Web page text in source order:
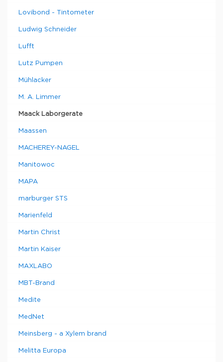
Lovibond - Tintometer
Ludwig Schneider
Lufft
Lutz Pumpen
Mühlacker
M. A. Limmer
Maack Laborgerate
Maassen
MACHEREY-NAGEL
Manitowoc
MAPA
marburger STS
Marienfeld
Martin Christ
Martin Kaiser
MAXLABO
MBT-Brand
Medite
MedNet
Meinsberg - a Xylem brand
Melitta Europa